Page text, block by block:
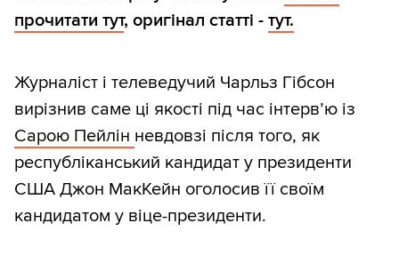
прочитати тут, оригінал статті - тут.
Журналіст і телеведучий Чарльз Гібсон
вирізнив саме ці якості під час інтерв’ю із
Сарою Пейлін невдовзі після того, як
республіканський кандидат у президенти
США Джон МакКейн оголосив її своїм
кандидатом у віце-президенти.